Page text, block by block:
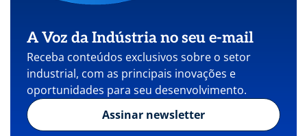
A Voz da Indústria no seu e-mail
Receba conteúdos exclusivos sobre o setor
industrial, com as principais inovações e
oportunidades para seu desenvolvimento.
Assinar newsletter